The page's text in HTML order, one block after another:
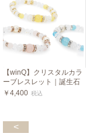
【winQ】クリスタルカラ
ーブレスレット｜誕生石
￥4,400 税込
<